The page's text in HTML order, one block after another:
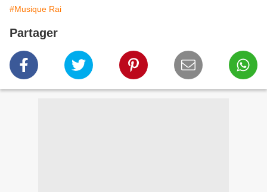
#Musique Rai
Partager